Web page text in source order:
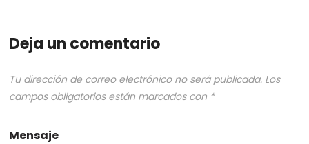
Deja un comentario
Tu dirección de correo electrónico no será publicada. Los
campos obligatorios están marcados con *
Mensaje